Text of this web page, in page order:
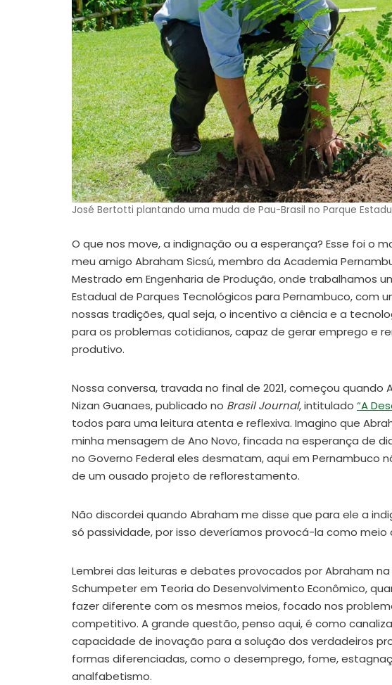
José Bertotti plantando uma muda de Pau-Brasil no Parque
O que nos move, a indignação ou a esperança? Esse foi o
meu amigo Abraham Sicsú, membro da Academia
Mestrado em Engenharia de Produção, onde trabalhamos
Estadual de Parques Tecnológicos para Pernambuco, com
nossas tradições, qual seja, o incentivo a ciência e a
para os problemas cotidianos, capaz de gerar emprego e
produtivo.
Nossa conversa, travada no final de 2021, começou
Nizan Guanaes, publicado no Brasil Journal, intitulado “A
todos para uma leitura atenta e reflexiva. Imagino que
minha mensagem de Ano Novo, fincada na esperança de
no Governo Federal eles desmatam, aqui em Pernambuco
de um ousado projeto de reflorestamento.
Não discordei quando Abraham me disse que para ele a
só passividade, por isso deveríamos provocá-la como meio
Lembrei das leituras e debates provocados por Abraham
Schumpeter em Teoria do Desenvolvimento Econômico,
fazer diferente com os mesmos meios, focado nos
competitivo. A grande questão, penso aqui, é como
capacidade de inovação para a solução dos verdadeiros
formas diferenciadas, como o desemprego, fome,
analfabetismo.